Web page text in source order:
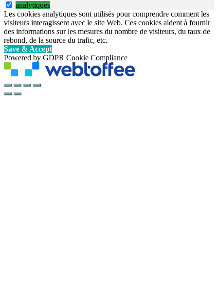
analytiques
Les cookies analytiques sont utilisés pour comprendre comment les
visiteurs interagissent avec le site Web. Ces cookies aident à fournir
des informations sur les mesures du nombre de visiteurs, du taux de
rebond, de la source du trafic, etc.
Save & Accept
Powered by GDPR Cookie Compliance